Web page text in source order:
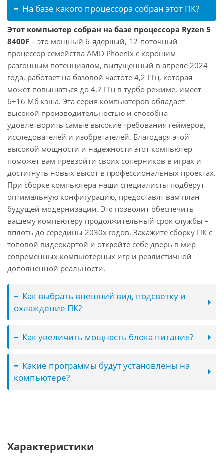
На базе какого процессора собран этот ПК?
Этот компьютер собран на базе процессора Ryzen 5
8400F – это мощный 6-ядерный, 12-поточный
процессор семейства AMD Phoenix с хорошим
разгонным потенциалом, выпущенный в апреле 2024
года, работает на базовой частоте 4,2 ГГц, которая
может повышаться до 4,7 ГГц в турбо режиме, имеет
6+16 Мб кэша. Эта серия компьютеров обладает
высокой производительностью и способна
удовлетворить самые высокие требования геймеров,
исследователей и изобретателей. Благодаря этой
высокой мощности и надежности этот компьютер
поможет вам превзойти своих соперников в играх и
достигнуть новых высот в профессиональных проектах.
При сборке компьютера наши специалисты подберут
оптимальную конфигурацию, предоставят вам план
будущей модернизации. Это позволит обеспечить
вашему компьютеру продолжительный срок службы –
вплоть до середины 2030х годов. Закажите сборку ПК с
топовой видеокартой и откройте себе дверь в мир
современных компьютерных игр и реалистичной
дополненной реальности.
Как выбрать внешний вид, подсветку и
охлаждение ПК?
Как увеличить мощность блока питания?
Какие программы будут установлены на
компьютере?
Характеристики